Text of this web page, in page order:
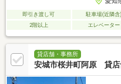
即引き渡し可 駐車場(近隣含)
2階以上
エレベーター
貸店舗・事務所
安城市桜井町阿原 貸店